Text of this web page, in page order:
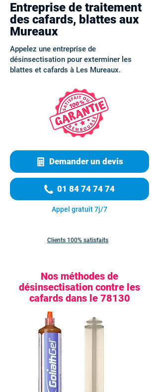
Entreprise de traitement
des cafards, blattes aux
Mureaux
Appelez une entreprise de
désinsectisation pour exterminer les
blattes et cafards à Les Mureaux.
Demander un devis
01 84 74 74 74
Appel gratuit 7j/7
Clients 100% satisfaits
Nos méthodes de
désinsectisation contre les
cafards dans le 78130